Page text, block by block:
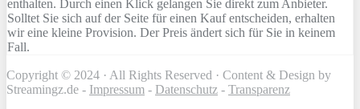
enthalten. Durch einen Klick gelangen Sie direkt zum Anbieter.
Solltet Sie sich auf der Seite für einen Kauf entscheiden, erhalten
wir eine kleine Provision. Der Preis ändert sich für Sie in keinem
Fall.
Copyright © 2024 · All Rights Reserved · Content & Design by
Streamingz.de - Impressum - Datenschutz - Transparenz